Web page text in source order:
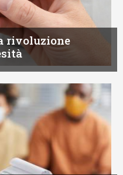
rivoluzione